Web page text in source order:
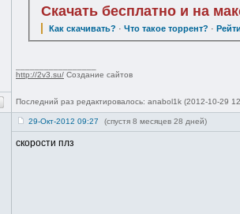
Скачать бесплатно и на
Как скачивать? ·Что такое торрент? ·
http://2v3.su/ Создание сайтов
Последний раз редактировалось: anabol1k (2012-10-29
29-Окт-2012 09:27 (спустя 8 месяцев 28 дней)
скорости плз